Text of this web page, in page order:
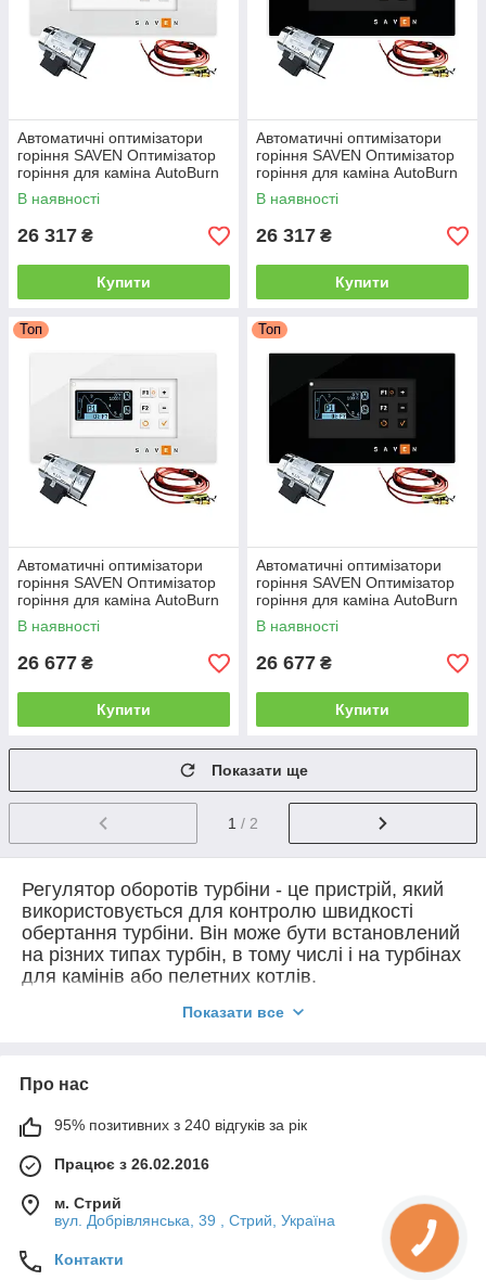
Автоматичні оптимізатори
горіння SAVEN Оптимізатор
горіння для каміна AutoBurn
100 Автоматика керування
горінням Білий
В наявності
26 317 ₴
Купити
Автоматичні оптимізатори
горіння SAVEN Оптимізатор
горіння для каміна AutoBurn
100 Автоматика керування
горінням Чорний
В наявності
26 317 ₴
Купити
Топ
Автоматичні оптимізатори
горіння SAVEN Оптимізатор
горіння для каміна AutoBurn
120 Автоматика керування
горінням Білий
В наявності
26 677 ₴
Купити
Топ
Автоматичні оптимізатори
горіння SAVEN Оптимізатор
горіння для каміна AutoBurn
120 Автоматика керування
горінням Чорний
В наявності
26 677 ₴
Купити
Показати ще
1 / 2
Регулятор оборотів турбіни - це пристрій, який
використовується для контролю швидкості
обертання турбіни. Він може бути встановлений
на різних типах турбін, в тому числі і на турбінах
для камінів або пелетних котлів.
контролювати швидкість обертання турбіни
бути використаний для регулювання тиску,
турбіни. Це дозволяє досягти максимальної
економію палива.
Отже, регулятор оборотів турбіни є важливим
компонентом системи та дозволяє забезпечити
оптимальну ефективність роботи турбіни та
економію палива.
Показати все
Про нас
95% позитивних з 240 відгуків за рік
Працює з 26.02.2016
м. Стрий
вул. Добрівлянська, 39 , Стрий, Україна
Контакти